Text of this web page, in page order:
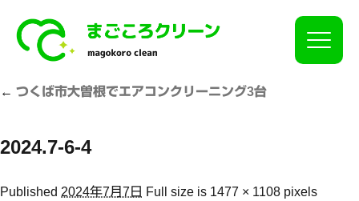
Click
← つくば市大曽根でエアコンクリーニング3台
2024.7-6-4
Published 2024年7月7日 Full size is 1477 × 1108 pixels